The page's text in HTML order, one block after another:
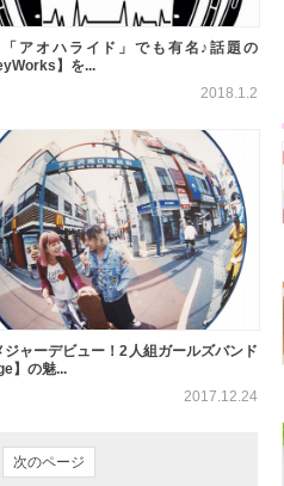
「アオハライド」でも有名♪話題の
】を...
2018.1.2
ジャーデビュー！2人組ガールズバンド
】の魅...
2017.12.24
次のページ